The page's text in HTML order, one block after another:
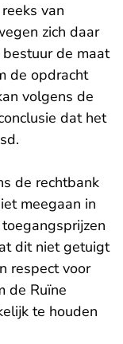
van
zich daar
de maat
de opdracht
volgens de
dat het
de rechtbank
meegaan in
dit niet getuigt
respect voor
de Ruïne
te houden